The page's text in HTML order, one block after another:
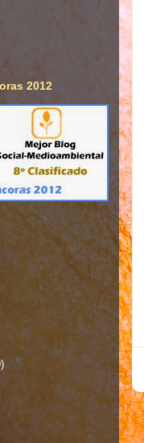
2012